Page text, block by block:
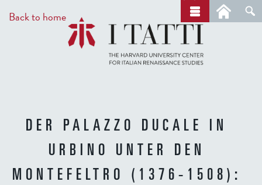
to
main
Back to home
r
c
h
DER PALAZZO DUCALE IN
URBINO UNTER DEN
MONTEFELTRO (1376-1508):